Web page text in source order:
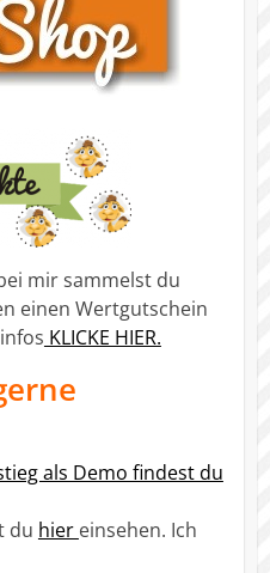
mir sammelst du
einen Wertgutschein
KLICKE HIER.
als Demo findest du
du hier einsehen. Ich